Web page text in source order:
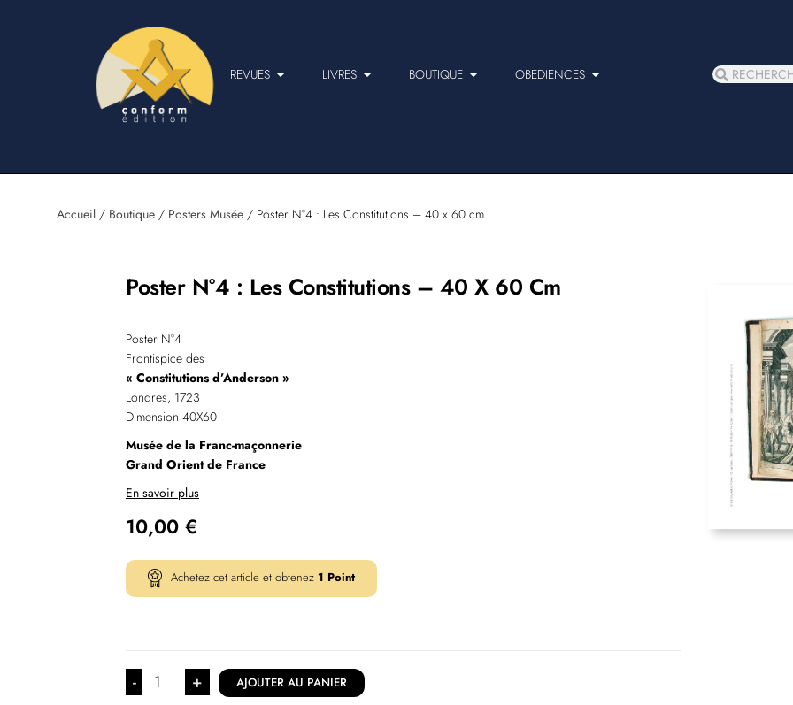
REVUES LIVRES BOUTIQUE OBEDIENCES
Accueil/ Boutique/ Posters Musée/ Poster N°4 : Les Constitutions – 40 x 60 cm
Poster N°4 : Les Constitutions – 40 X 60 Cm
Poster N°4
Frontispice des
« Constitutions d’Anderson »
Londres, 1723
Dimension 40X60
Musée de la Franc-maçonnerie
Grand Orient de France
En savoir plus
10,00 €
Achetez cet article et obtenez 1 Point
- + AJOUTER AU PANIER